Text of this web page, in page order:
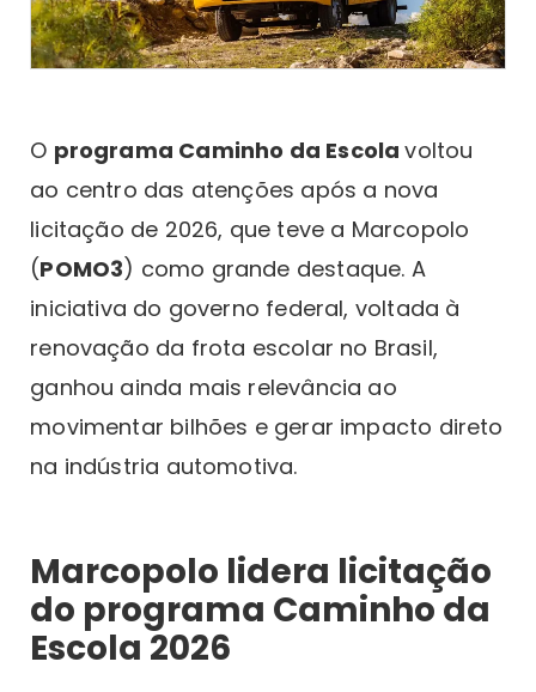
O programa Caminho da Escolavoltou
ao centro das atenções após a nova
licitação de 2026, que teve a Marcopolo
(POMO3) como grande destaque. A
iniciativa do governo federal, voltada à
renovação da frota escolar no Brasil,
ganhou ainda mais relevância ao
movimentar bilhões e gerar impacto direto
na indústria automotiva.
Marcopolo lidera licitação
do programa Caminho da
Escola 2026